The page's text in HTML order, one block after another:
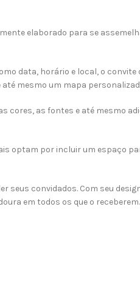
elaborado para se
data, horário e local, o convite
mesmo um mapa
cores, as fontes e até mesmo
optam por incluir um espaço
seus convidados. Com seu
em todos os que o receberem.